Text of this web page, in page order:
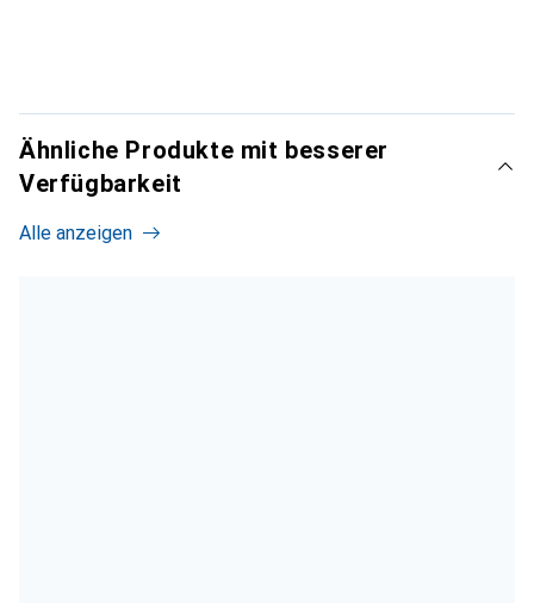
Ähnliche Produkte mit besserer
Verfügbarkeit
Alle anzeigen